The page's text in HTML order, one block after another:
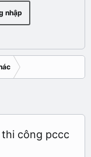
nhập
công pccc